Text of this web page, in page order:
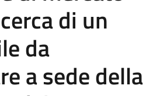
di un
da
a sede della